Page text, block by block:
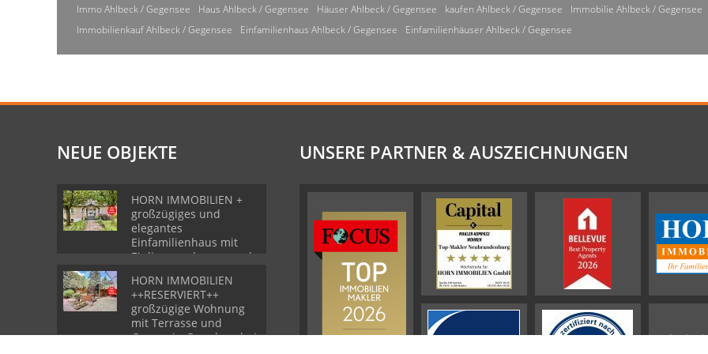
Immo Ahlbeck / Gegensee Haus Ahlbeck / Gegensee Häuser Ahlbeck / Gegensee kaufen Ahlbeck / Gegensee
Immobilie Ahlbeck / Gegensee
Immobilienkauf Ahlbeck / Gegensee
Einfamilienhaus Ahlbeck / Gegensee Einfamilienhäuser Ahlbeck / Gegensee
NEUE OBJEKTE
HORN IMMOBILIEN +
großzügiges und
elegantes
Einfamilienhaus mit
Einliegerwohnung und
HORN IMMOBILIEN
++RESERVIERT++
großzügige Wohnung
mit Terrasse und
Garage in Grambow bei
UNSERE PARTNER & AUSZEICHNUNGEN